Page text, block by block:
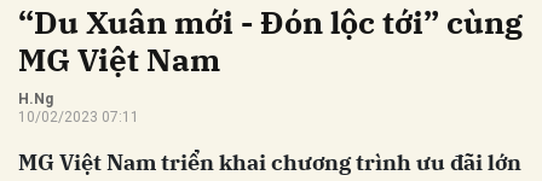
“Du Xuân mới - Đón lộc tới” cùng
MG Việt Nam
H.Ng
10/02/2023 07:11
MG Việt Nam triển khai chương trình ưu đãi lớn